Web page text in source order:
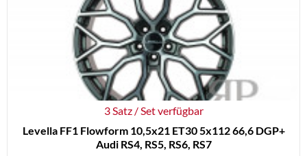
3 Satz / Set verfügbar
Levella FF1 Flowform 10,5x21 ET30 5x112 66,6 DGP+
Audi RS4, RS5, RS6, RS7